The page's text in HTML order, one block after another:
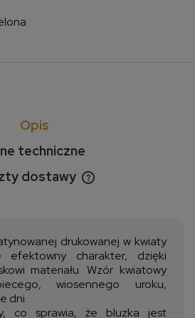
Opis
techniczne
dostawy
kosztów płatności
drukowanej w kwiaty
efektowny charakter, dzięki
materiału. Wzór kwiatowy
wiosennego uroku,
dni.
co sprawia, że bluzka jest